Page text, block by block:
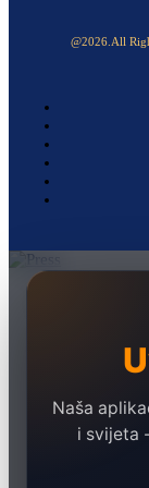
@2026.All
Naša
i svijeta
Ekonomija